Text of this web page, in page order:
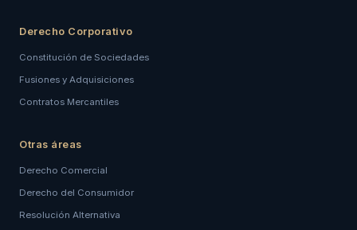
Derecho Corporativo
Constitución de Sociedades
Fusiones y Adquisiciones
Contratos Mercantiles
Otras áreas
Derecho Comercial
Derecho del Consumidor
Resolución Alternativa